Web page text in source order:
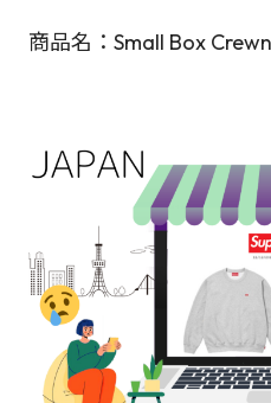
商品名：Small Box